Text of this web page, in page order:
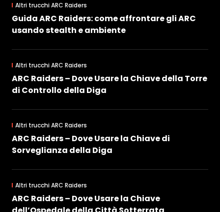
Altri trucchi ARC Raiders
Guida ARC Raiders: come affrontare gli ARC
usando stealth e ambiente
Altri trucchi ARC Raiders
ARC Raiders – Dove Usare la Chiave della Torre
di Controllo della Diga
Altri trucchi ARC Raiders
ARC Raiders – Dove Usare la Chiave di
Sorveglianza della Diga
Altri trucchi ARC Raiders
ARC Raiders – Dove Usare la Chiave